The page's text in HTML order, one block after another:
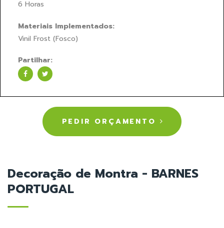
6 Horas
Materiais Implementados:
Vinil Frost (Fosco)
Partilhar:
PEDIR ORÇAMENTO
Decoração de Montra - BARNES
PORTUGAL